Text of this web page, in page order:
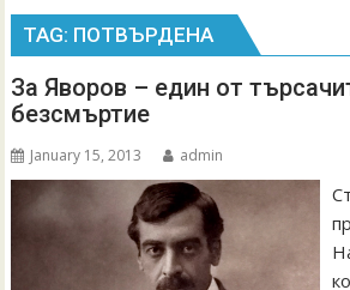
TAG: ПОТВЪРДЕНА
За Яворов – един от
безсмъртие
January 15, 2013 admin